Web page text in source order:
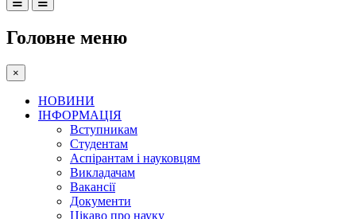
Головне меню
×
НОВИНИ
ІНФОРМАЦІЯ
Вступникам
Студентам
Аспірантам і науковцям
Викладачам
Вакансії
Документи
Цікаво про науку